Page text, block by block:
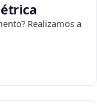
Realizamos a